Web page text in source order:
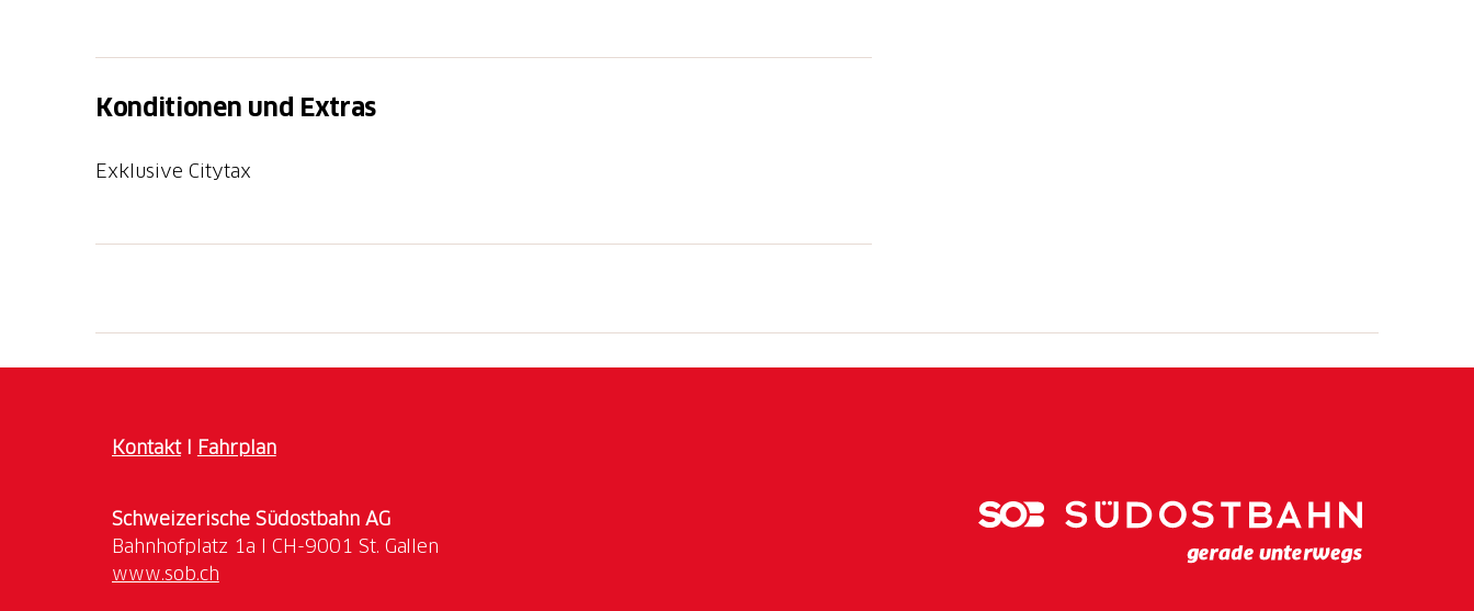
Konditionen und Extras
Exklusive Citytax
KontaktI Fahrplan
Schweizerische Südostbahn AG
www.sob.ch